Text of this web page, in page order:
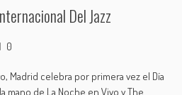
Del Jazz
0
Madrid celebra por primera vez el Día
mano de La Noche en Vivo y The